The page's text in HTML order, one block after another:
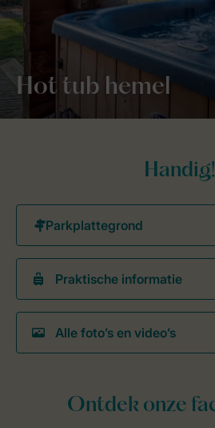
Hot tub hemel
Handig!
Praktische informatie
Alle foto’s en video’s